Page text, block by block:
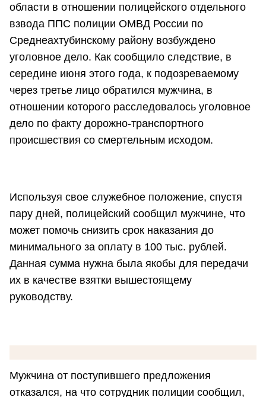
области в отношении полицейского отдельного
взвода ППС полиции ОМВД России по
Среднеахтубинскому району возбуждено
уголовное дело. Как сообщило следствие, в
середине июня этого года, к подозреваемому
через третье лицо обратился мужчина, в
отношении которого расследовалось уголовное
дело по факту дорожно-транспортного
происшествия со смертельным исходом.
Используя свое служебное положение, спустя
пару дней, полицейский сообщил мужчине, что
может помочь снизить срок наказания до
минимального за оплату в 100 тыс. рублей.
Данная сумма нужна была якобы для передачи
их в качестве взятки вышестоящему
руководству.
Мужчина от поступившего предложения
отказался, на что сотрудник полиции сообщил,